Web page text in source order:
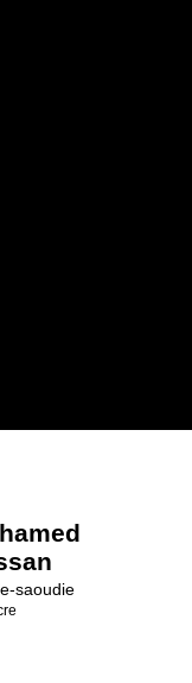
saoudie